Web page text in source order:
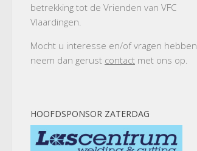
betrekking tot de Vrienden van VFC
Vlaardingen.
Mocht u interesse en/of vragen hebben
neem dan gerust contact met ons op.
HOOFDSPONSOR ZATERDAG